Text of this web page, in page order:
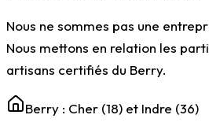
Nous ne sommes pas une
Nous mettons en relation les
artisans certifiés du Berry.
Berry : Cher (18) et Indre (36)